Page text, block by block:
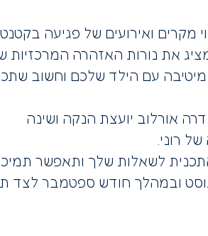
מקרים ואירועים של פגיעה
את נורות האזהרה המרכזיות
עם הילד שלכם וחשוב
אורלוב יועצת הנקה ושינה
רוני.
התכנית לשאלות שלך ותאפשר
ובמהלך חודש ספטמבר לצד